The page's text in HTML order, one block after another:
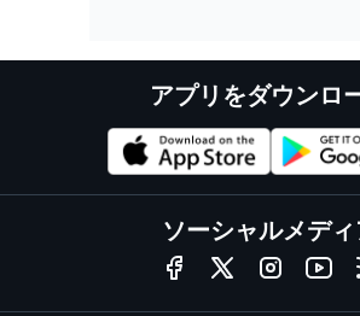
アプリをダウンロ
ソーシャルメデ